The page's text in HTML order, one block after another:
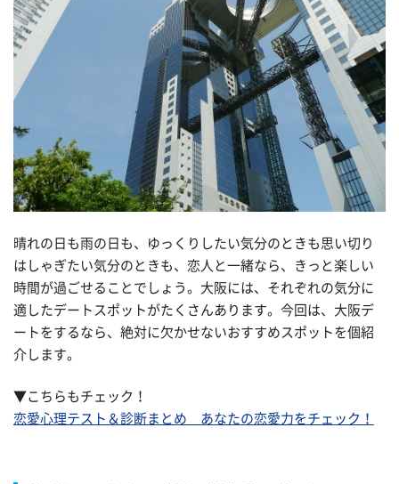
晴れの日も雨の日も、ゆっくりしたい気分のときも思い切り
はしゃぎたい気分のときも、恋人と一緒なら、きっと楽しい
時間が過ごせることでしょう。大阪には、それぞれの気分に
適したデートスポットがたくさんあります。今回は、大阪デ
ートをするなら、絶対に欠かせないおすすめスポットを個紹
介します。
▼こちらもチェック！
恋愛心理テスト＆診断まとめ あなたの恋愛力をチェック！